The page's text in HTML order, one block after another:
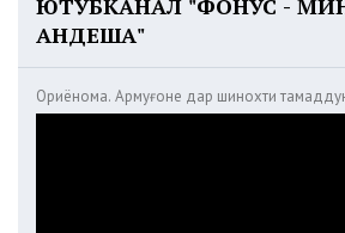
АНДЕША"
Ориёнома. Армуғоне дар шинохти